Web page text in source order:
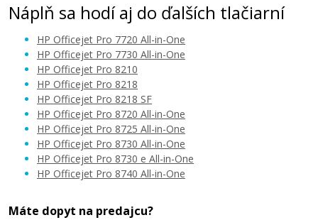
Náplň sa hodí aj do ďalších tlačiarní
HP Officejet Pro 7720 All-in-One
HP Officejet Pro 7730 All-in-One
HP Officejet Pro 8210
HP Officejet Pro 8218
HP Officejet Pro 8218 SF
HP Officejet Pro 8720 All-in-One
HP Officejet Pro 8725 All-in-One
HP Officejet Pro 8730 All-in-One
HP Officejet Pro 8730 e All-in-One
HP Officejet Pro 8740 All-in-One
Máte dopyt na predajcu?